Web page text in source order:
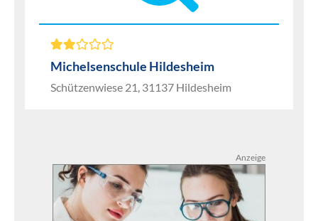
Michelsenschule Hildesheim
Schützenwiese 21, 31137 Hildesheim
Anzeige